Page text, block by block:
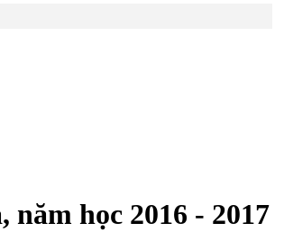
học 2016 - 2017